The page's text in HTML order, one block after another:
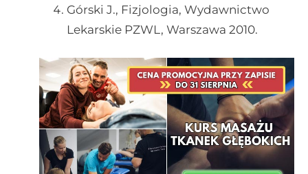
Górski J., Fizjologia, Wydawnictwo
Lekarskie PZWL, Warszawa 2010.